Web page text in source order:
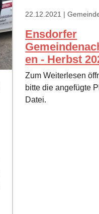
22.12.2021 |
Ensdorfer
en - Herbst
Zum Weiterlesen
bitte die angefügte
Datei.